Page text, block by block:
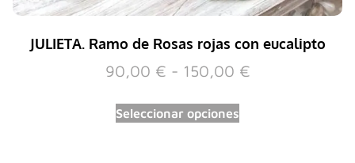
JULIETA. Ramo de Rosas rojas con eucalipto
90,00 € - 150,00 €
Seleccionar opciones